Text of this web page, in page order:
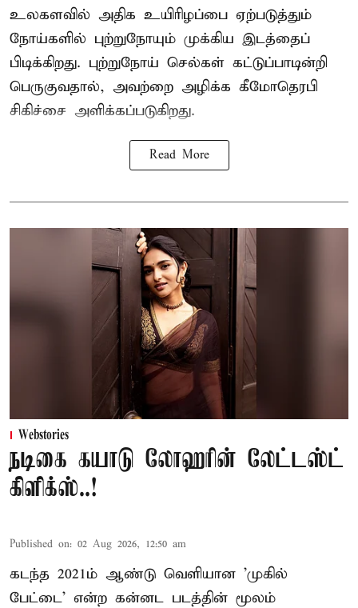
உலகளவில் அதிக உயிரிழப்பை ஏற்படுத்தும்
நோய்களில் புற்றுநோயும் முக்கிய இடத்தைப்
பிடிக்கிறது. புற்றுநோய் செல்கள் கட்டுப்பாடின்றி
பெருகுவதால், அவற்றை அழிக்க கீமோதெரபி
சிகிச்சை அளிக்கப்படுகிறது.
Read More
Webstories
நடிகை கயாடு லோஹரின் லேட்டஸ்ட்
கிளிக்ஸ்..!
Published on: 02 Aug 2026, 12:50 am
கடந்த 2021ம் ஆண்டு வெளியான 'முகில்
பேட்டை' என்ற கன்னட படத்தின் மூலம்